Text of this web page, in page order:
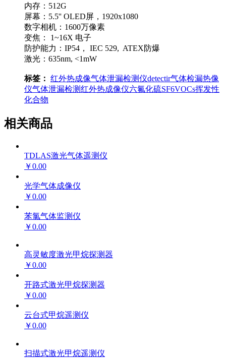
内存：512G
屏幕：5.5'' OLED屏，1920x1080
数字相机：1600万像素
变焦： 1~16X 电子
防护能力：IP54， IEC 529, ATEX防爆
激光：635nm, <1mW
标签： 红外热成像气体泄漏检测仪detectir气体检漏热像
仪气体泄漏检测红外热成像仪六氟化硫SF6VOCs挥发性
化合物
相关商品
TDLAS激光气体遥测仪
￥0.00
光学气体成像仪
￥0.00
苯氯气体监测仪
￥0.00
高灵敏度激光甲烷探测器
￥0.00
开路式激光甲烷探测器
￥0.00
云台式甲烷遥测仪
￥0.00
扫描式激光甲烷遥测仪